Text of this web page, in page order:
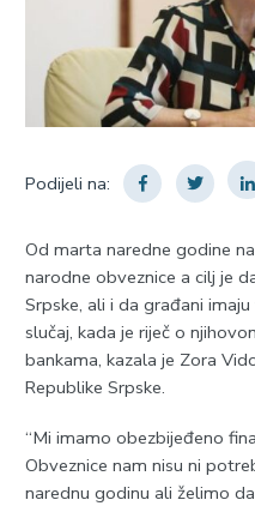
Podijeli na:
Od marta naredne godine
narodne obveznice a cilj je
Srpske, ali i da građani
slučaj, kada je riječ o
bankama, kazala je Zora
Republike Srpske.
“Mi imamo obezbijeđeno
Obveznice nam nisu ni
narednu godinu ali želimo